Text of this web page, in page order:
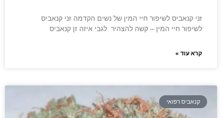
זני קנאביס לשיפור חיי המין של נשים הקדמה זני קנאביס
לשיפור חיי המין – קשה להצהיר לגבי איזה זן קנאביס
קרא עוד »
קנאביס רפואי